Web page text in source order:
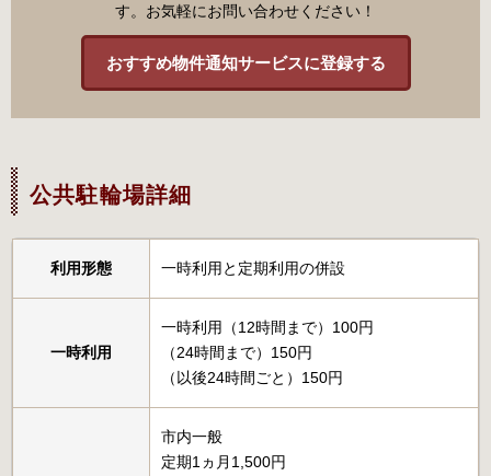
す。お気軽にお問い合わせください！
おすすめ物件通知サービスに登録する
公共駐輪場詳細
利用形態 一時利用と定期利用の併設
一時利用
一時利用（12時間まで）100円
（24時間まで）150円
（以後24時間ごと）150円
市内一般
定期1ヵ月1,500円